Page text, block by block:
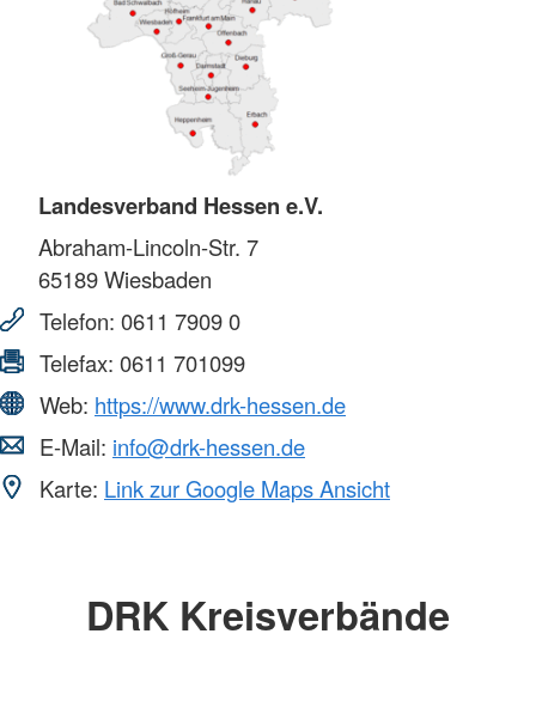
Landesverband Hessen e.V.
Abraham-Lincoln-Str. 7
65189Wiesbaden
Telefon: 0611 7909 0
Telefax: 0611 701099
Web: https://www.drk-hessen.de
E-Mail: info@drk-hessen.de
Karte: Link zur Google Maps Ansicht
DRK Kreisverbände